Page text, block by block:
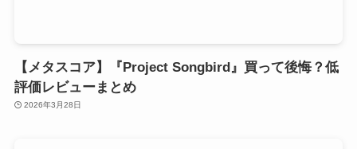
【メタスコア】『Project Songbird』買って後悔？低
評価レビューまとめ
2026年3月28日